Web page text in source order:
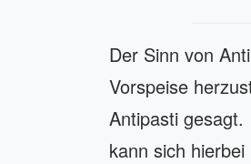
Der Sinn von
Vorspeise
Antipasti
kann sich